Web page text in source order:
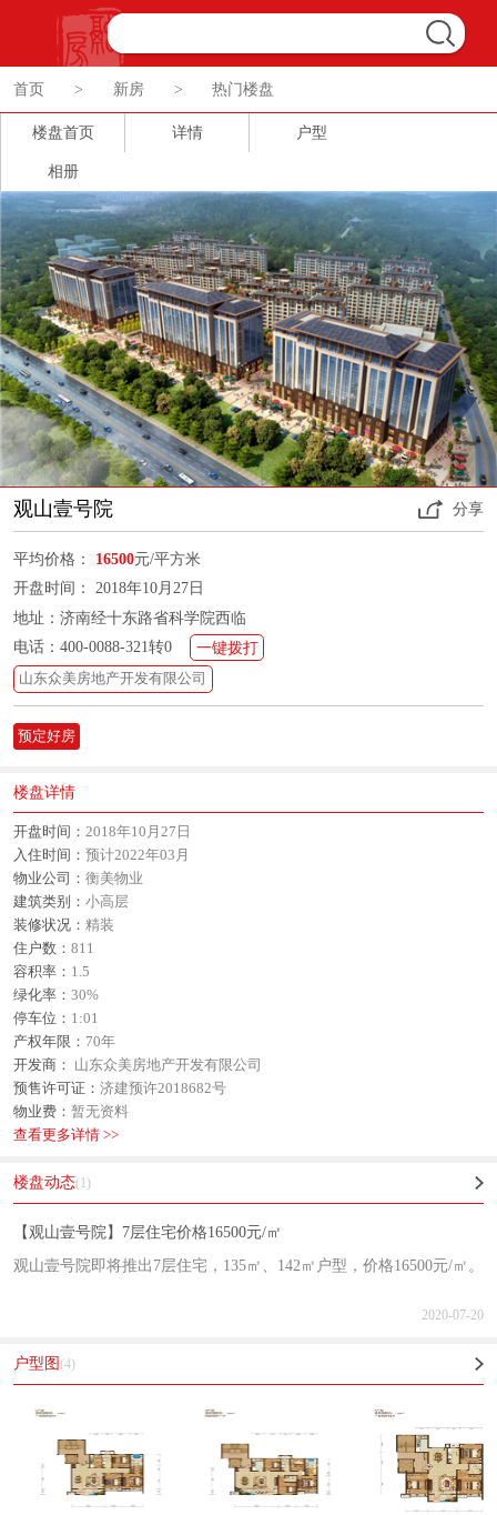
首页 > 新房 > 热门楼盘
楼盘首页 详情 户型
相册
观山壹号院 分享
平均价格： 16500元/平方米
开盘时间： 2018年10月27日
地址：济南经十东路省科学院西临
电话：400-0088-321转0
一键拨打
山东众美房地产开发有限公司
预定好房
楼盘详情
开盘时间： 2018年10月27日
入住时间： 预计2022年03月
物业公司： 衡美物业
建筑类别： 小高层
装修状况： 精装
住户数： 811
容积率： 1.5
绿化率： 30%
停车位： 1:01
产权年限： 70年
开发商： 山东众美房地产开发有限公司
预售许可证： 济建预许2018682号
物业费： 暂无资料
查看更多详情 >>
楼盘动态(1)
【观山壹号院】7层住宅价格16500元/㎡
观山壹号院即将推出7层住宅，135㎡、142㎡户型，价格16500元/㎡。
2020-07-20
户型图(4)